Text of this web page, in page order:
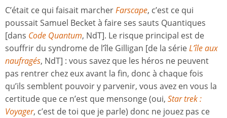
C’était ce qui faisait marcherFarscape, c’est ce qui
poussait Samuel Becket à faire ses sauts Quantiques
[dans Code Quantum, NdT]. Le risque principal est de
souffrir du syndrome de l’île Gilligan [de la sérieL’île aux
naufragés, NdT] : vous savez que les héros ne peuvent
pas rentrer chez eux avant la fin, donc à chaque fois
qu’ils semblent pouvoir y parvenir, vous avez en vous la
certitude que ce n’est que mensonge (oui, Star trek :
Voyager, c’est de toi que je parle) donc ne jouez pas ce